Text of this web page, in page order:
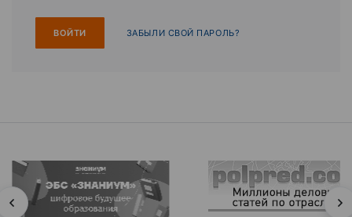
ЗАБЫЛИ СВОЙ ПАРОЛЬ?